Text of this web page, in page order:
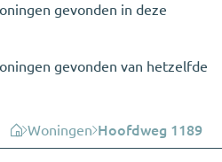
gevonden in deze
gevonden van hetzelfde
Woningen Hoofdweg 1189